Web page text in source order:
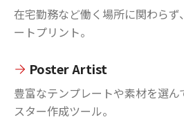
在宅勤務など働く場所に関わらず
ートプリント。
Poster Artist
豊富なテンプレートや素材を選
スター作成ツール。